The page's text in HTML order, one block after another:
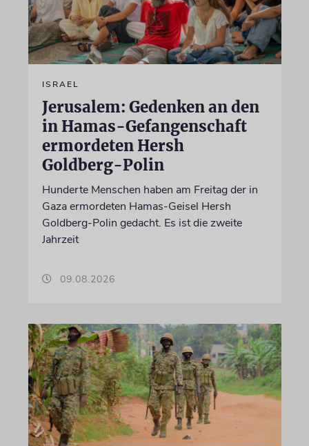
ISRAEL
Jerusalem: Gedenken an den
in Hamas-Gefangenschaft
ermordeten Hersh
Goldberg-Polin
Hunderte Menschen haben am Freitag der in
Gaza ermordeten Hamas-Geisel Hersh
Goldberg-Polin gedacht. Es ist die zweite
Jahrzeit
09.08.2026